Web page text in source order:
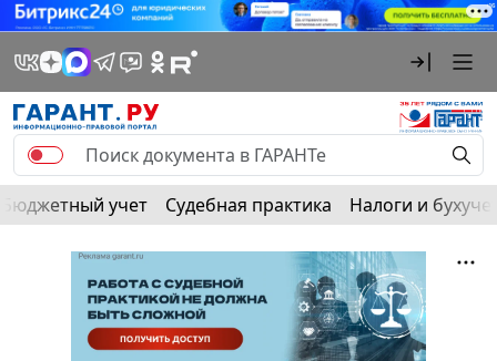
Бюджетный учет Судебная практика Налоги и